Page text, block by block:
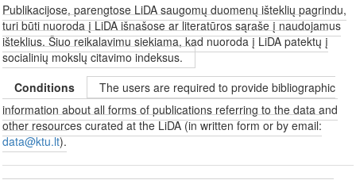
Publikacijose, parengtose LiDA saugomų duomenų išteklių pagrindu,
turi būti nuoroda į LiDA išnašose ar literatūros sąraše į naudojamus
išteklius. Šiuo reikalavimu siekiama, kad nuoroda į LiDA patektų į
socialinių mokslų citavimo indeksus.
Conditions
The users are required to provide bibliographic
information about all forms of publications referring to the data and
other resources curated at the LiDA (in written form or by email:
data@ktu.lt).